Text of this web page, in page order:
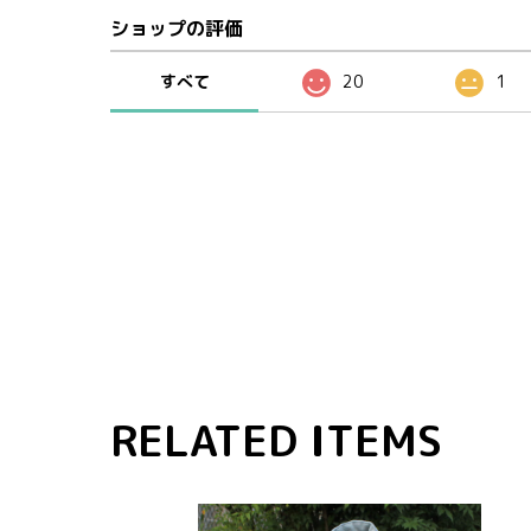
ショップの評価
すべて 20 1
RELATED ITEMS